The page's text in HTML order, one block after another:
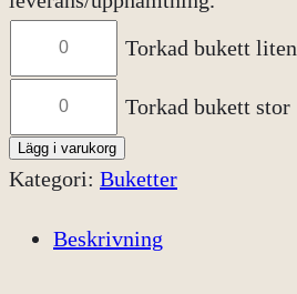
Torkad
bukett
mängd
Torkad bukett liten
Torkad
bukett
stor
Torkad bukett stor
Lägg i varukorg
Kategori: Buketter
Beskrivning